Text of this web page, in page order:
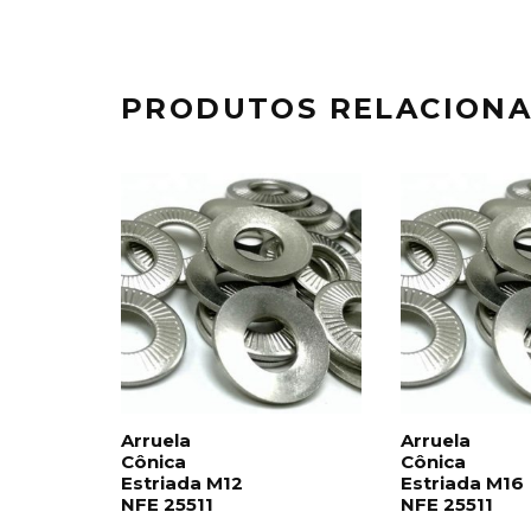
PRODUTOS
Arruela
Cônica
Estriada M12
NFE 25511
Arruela
Cônica
Estriada M16
NFE 25511